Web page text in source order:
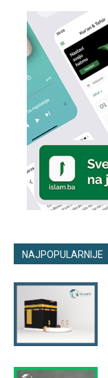
NAJPOPULARNIJE